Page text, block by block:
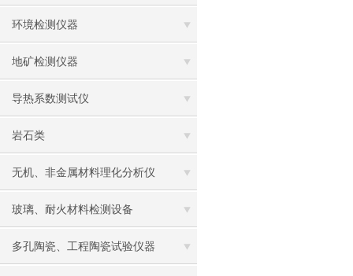
环境检测仪器
地矿检测仪器
导热系数测试仪
岩石类
无机、非金属材料理化分析仪
玻璃、耐火材料检测设备
多孔陶瓷、工程陶瓷试验仪器